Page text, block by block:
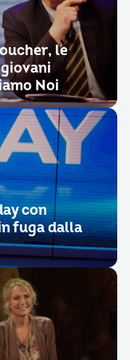
le
Noi
con
fuga dalla